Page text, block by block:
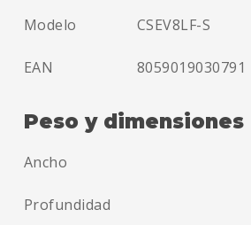
Modelo CSEV8LF-S
EAN 8059019030791
Peso y dimensiones
Ancho
Profundidad